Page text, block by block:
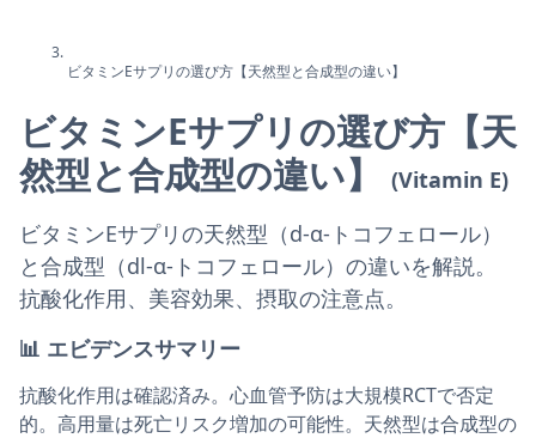
ビタミンEサプリの選び方【天然型と合成型の違い】
ビタミンEサプリの選び方【天
然型と合成型の違い】
(Vitamin E)
ビタミンEサプリの天然型（d-α-トコフェロール）
と合成型（dl-α-トコフェロール）の違いを解説。
抗酸化作用、美容効果、摂取の注意点。
📊 エビデンスサマリー
抗酸化作用は確認済み。心血管予防は大規模RCTで否定
的。高用量は死亡リスク増加の可能性。天然型は合成型の